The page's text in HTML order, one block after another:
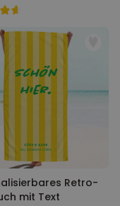
Retro-
mit Text